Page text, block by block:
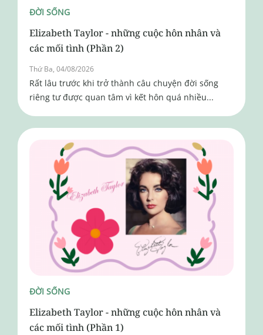
ĐỜI SỐNG
Elizabeth Taylor - những cuộc hôn nhân và
các mối tình (Phần 2)
Thứ Ba, 04/08/2026
Rất lâu trước khi trở thành câu chuyện đời sống
riêng tư được quan tâm vì kết hôn quá nhiều...
ĐỜI SỐNG
Elizabeth Taylor - những cuộc hôn nhân và
các mối tình (Phần 1)